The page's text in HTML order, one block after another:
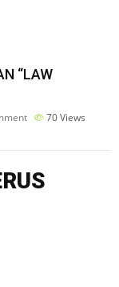
“LAW
70Views
RUS